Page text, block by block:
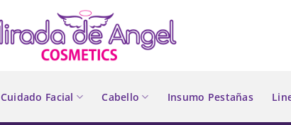
Cuidado Facial Cabello Insumo Pestañas